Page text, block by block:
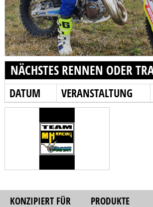
NÄCHSTES RENNEN ODER
DATUM VERANSTALTUNG
KONZIPIERT FÜR
PRODUKTE